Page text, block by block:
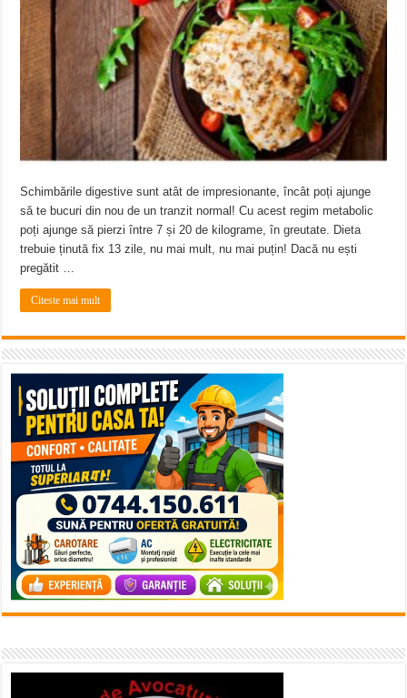
ANUNȚ OPRIRE APĂ în Reșița – avarie – 04.08.2026 – str. Văliugului și
ANUNŢ OPRIRE APĂ în CARANSEBEȘ – 04.08.2026 – avarie – Calea
Schimbările digestive sunt atât de impresionante, încât poți ajunge
să te bucuri din nou de un tranzit normal! Cu acest regim metabolic
poți ajunge să pierzi între 7 și 20 de kilograme, în greutate. Dieta
trebuie ținută fix 13 zile, nu mai mult, nu mai puțin! Dacă nu ești
pregătit …
Citeste mai mult